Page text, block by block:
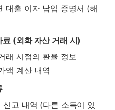
대출 이자 납입 증명서 (해
료 (외화 자산 거래 시)
래 시점의 환율 정보
액 계산 내역
신고 내역 (다른 소득이 있